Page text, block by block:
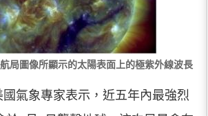
局圖像所顯示的太陽表面上的極紫外線波長
氣象專家表示，近五年內最強烈